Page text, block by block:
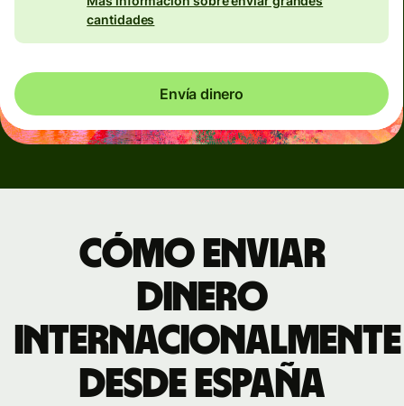
cantidades
Envía dinero
Cómo enviar
dinero
internacionalmente
desde España